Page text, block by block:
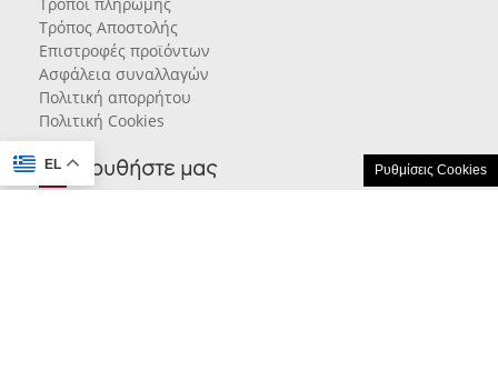
EL Ρυθμίσεις Cookies
Τρόπος Αποστολής
Επιστροφές προϊόντων
Ασφάλεια συναλλαγών
Πολιτική απορρήτου
Πολιτική Cookies
Ακολουθήστε μας